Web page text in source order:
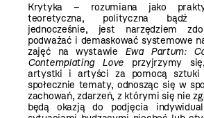
Krytyka – rozumiana jako
teoretyczna, polityczna bądź
jednocześnie, jest narzędziem
podważać i demaskować systemowe
zajęć na wystawie Ewa Partum:
Contemplating Love przyjrzymy
artystki i artyści za pomocą sztuki
społecznie tematy, odnosząc się w
zachowań, zdarzeń, z którymi się nie
będą okazją do podjęcia